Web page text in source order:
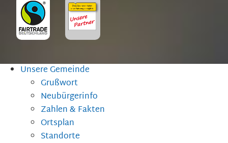
Unsere Gemeinde
Grußwort
Neubürgerinfo
Zahlen & Fakten
Ortsplan
Standorte